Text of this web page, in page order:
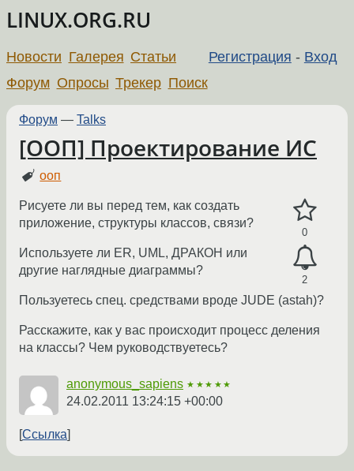
LINUX.ORG.RU
Регистрация - Вход
Новости Галерея Статьи
Форум Опросы Трекер Поиск
Форум — Talks
[ООП] Проектирование ИС
ооп
0
2
Рисуете ли вы перед тем, как создать
приложение, структуры классов, связи?
Используете ли ER, UML, ДРАКОН или
другие наглядные диаграммы?
Пользуетесь спец. средствами вроде JUDE (astah)?
Расскажите, как у вас происходит процесс деления
на классы? Чем руководствуетесь?
anonymous_sapiens ★★★★★
24.02.2011 13:24:15 +00:00
Ссылка